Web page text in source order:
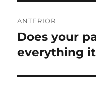
de
entradas
ANTERIOR
Entrada
anterior:
Does your
everything